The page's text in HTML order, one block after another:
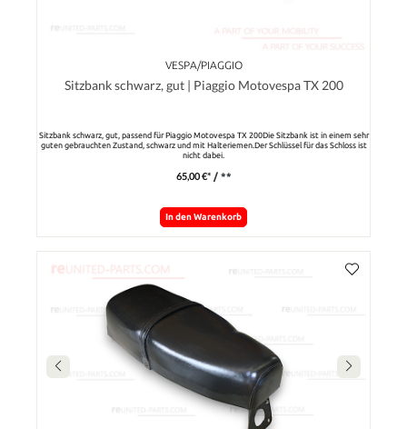
VESPA/PIAGGIO
Sitzbank schwarz, gut | Piaggio Motovespa TX 200
Sitzbank schwarz, gut, passend für Piaggio Motovespa TX 200Die Sitzbank ist in einem sehr
guten gebrauchten Zustand, schwarz und mit Halteriemen.Der Schlüssel für das Schloss ist
nicht dabei.
65,00 €* / **
In den Warenkorb